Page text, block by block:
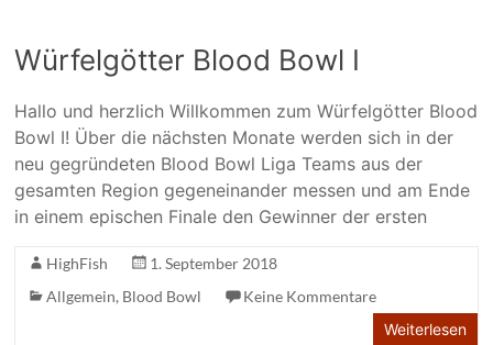
Würfelgötter Blood Bowl I
Hallo und herzlich Willkommen zum Würfelgötter Blood
Bowl I! Über die nächsten Monate werden sich in der
neu gegründeten Blood Bowl Liga Teams aus der
gesamten Region gegeneinander messen und am Ende
in einem epischen Finale den Gewinner der ersten
HighFish
1. September 2018
Allgemein, Blood Bowl
Keine Kommentare
Weiterlesen